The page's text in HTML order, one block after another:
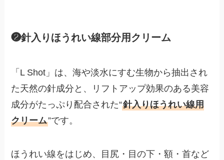
❷針入りほうれい線部分用クリーム
「L Shot」は、海や淡水にすむ生物から抽出され
た天然の針成分と、リフトアップ効果のある美容
成分がたっぷり配合された“針入りほうれい線用
クリーム”です。
ほうれい線をはじめ、目尻・目の下・額・首など